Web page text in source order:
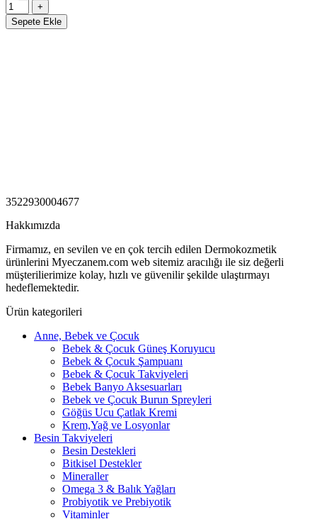
Sepete Ekle
3522930004677
Hakkımızda
Firmamız, en sevilen ve en çok tercih edilen Dermokozmetik
ürünlerini Myeczanem.com web sitemiz aracılığı ile siz değerli
müşterilierimize kolay, hızlı ve güvenilir şekilde ulaştırmayı
hedeflemektedir.
Ürün kategorileri
Anne, Bebek ve Çocuk
Bebek & Çocuk Güneş Koruyucu
Bebek & Çocuk Şampuanı
Bebek & Çocuk Takviyeleri
Bebek Banyo Aksesuarları
Bebek ve Çocuk Burun Spreyleri
Göğüs Ucu Çatlak Kremi
Krem,Yağ ve Losyonlar
Besin Takviyeleri
Besin Destekleri
Bitkisel Destekler
Mineraller
Omega 3 & Balık Yağları
Probiyotik ve Prebiyotik
Vitaminler